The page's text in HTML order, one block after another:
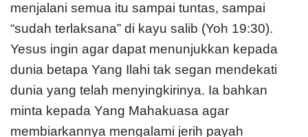
menjalani semua itu sampai tuntas, sampai
“sudah terlaksana” di kayu salib (Yoh 19:30).
Yesus ingin agar dapat menunjukkan kepada
dunia betapa Yang Ilahi tak segan mendekati
dunia yang telah menyingkirinya. Ia bahkan
minta kepada Yang Mahakuasa agar
membiarkannya mengalami jerih payah